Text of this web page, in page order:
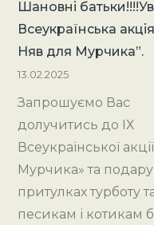
Шановні
Всеукраїнська
Няв для Мурчика”.
13.02.2025
Запрошуємо Вас
долучитись до ІХ
Всеукраїнської
Мурчика» та
притулках турботу
песикам і котикам